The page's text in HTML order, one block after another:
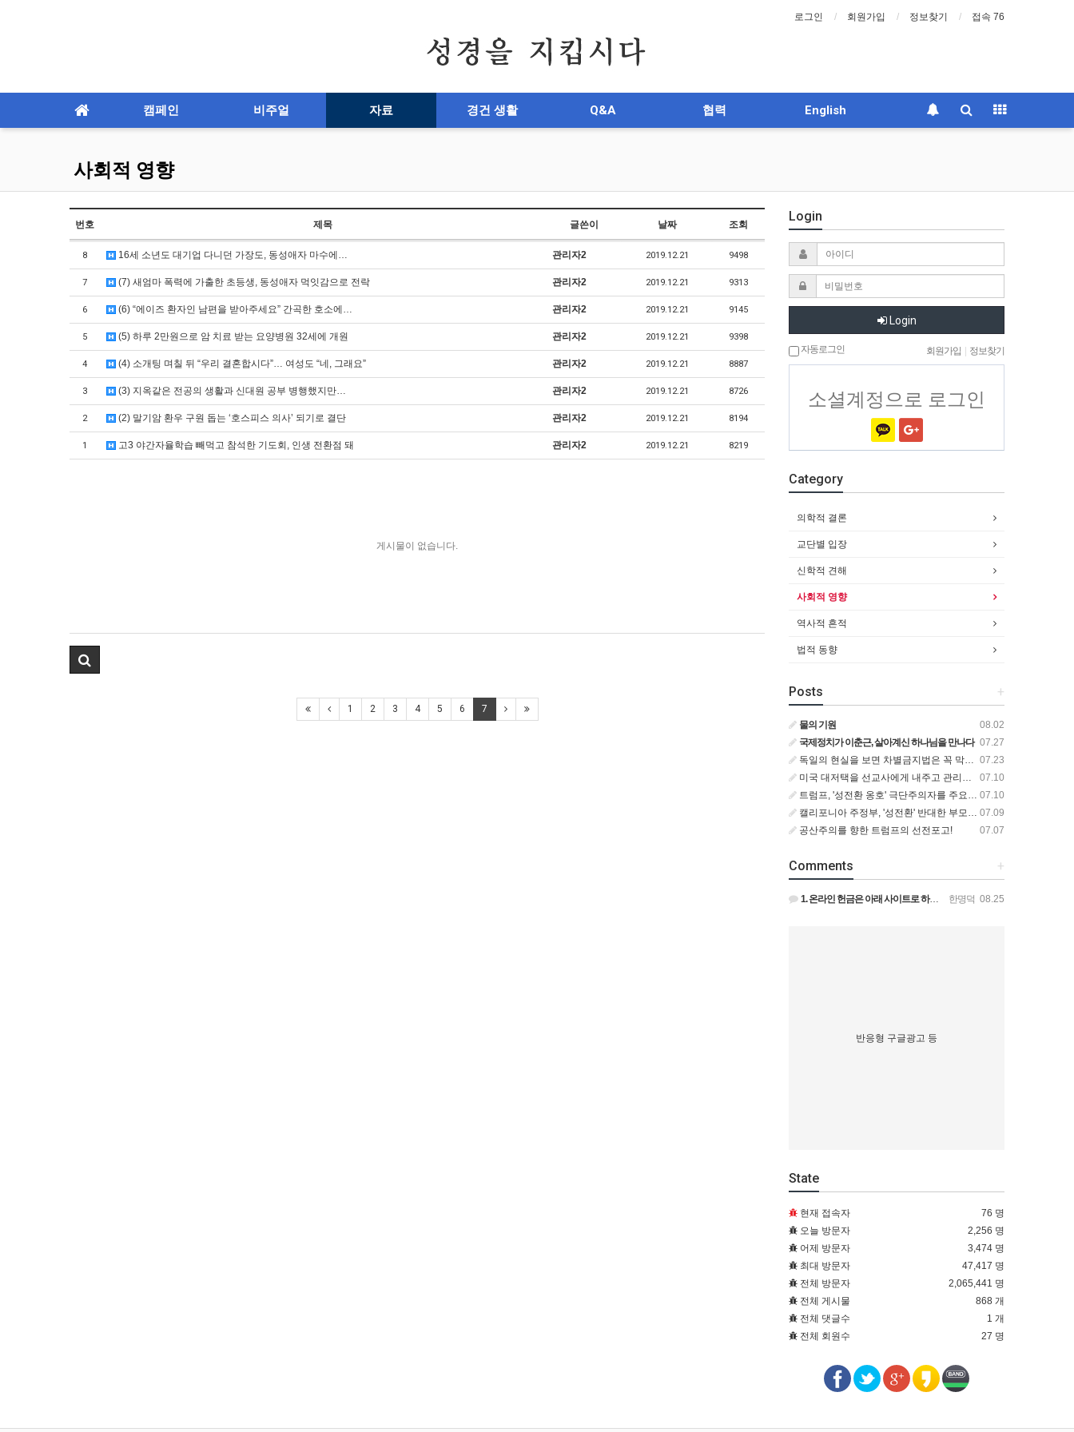
로그인 회원가입 정보찾기 접속 76
캠페인 비주얼 자료 경건 생활 Q&A 협력 English
사회적 영향
번호 제목 글쓴이 날짜 조회
8 16세 소년도 대기업 다니던 가장도, 동성애자 마수에… 관리자2 2019.12.21 9498
7 (7) 새엄마 폭력에 가출한 초등생, 동성애자 먹잇감으로 전락 관리자2 2019.12.21 9313
6 (6) “에이즈 환자인 남편을 받아주세요” 간곡한 호소에… 관리자2 2019.12.21 9145
5 (5) 하루 2만원으로 암 치료 받는 요양병원 32세에 개원 관리자2 2019.12.21 9398
4 (4) 소개팅 며칠 뒤 “우리 결혼합시다”… 여성도 “네, 그래요” 관리자2 2019.12.21 8887
3 (3) 지옥같은 전공의 생활과 신대원 공부 병행했지만… 관리자2 2019.12.21 8726
2 (2) 말기암 환우 구원 돕는 ‘호스피스 의사’ 되기로 결단 관리자2 2019.12.21 8194
1 고3 야간자율학습 빼먹고 참석한 기도회, 인생 전환점 돼 관리자2 2019.12.21 8219
게시물이 없습니다.
1 2 3 4 5 6 7
Login
Login
자동로그인 회원가입 정보찾기
소셜계정으로 로그인
Category
의학적 결론
교단별 입장
신학적 견해
사회적 영향
역사적 흔적
법적 동향
+
Posts
08.02
물의 기원
07.27
국제정치가 이춘근, 살아계신 하나님을 만나다
07.23
독일의 현실을 보면 차별금지법은 꼭 막아야 합니다!
07.10
미국 대저택을 선교사에게 내주고 관리비만 집 한 채 값을 내는 비즈니스맨
07.10
트럼프, '성전환 옹호' 극단주의자를 주요 위협으로 규정한 새로운 대테러 전략 서명
07.09
캘리포니아 주정부, '성전환' 반대한 부모에게서 딸 격리 후 입양 절차 밟아
07.07
공산주의를 향한 트럼프의 선전포고!
+
Comments
한명덕 08.25
1. 온라인 헌금은 아래 사이트로 하시면 됩니다. https://gofund.me/009a4120 도네이션 …
반응형 구글광고 등
State
현재 접속자
76 명
오늘 방문자
2,256 명
어제 방문자
3,474 명
최대 방문자
47,417 명
전체 방문자
2,065,441 명
전체 게시물
868 개
전체 댓글수
1 개
전체 회원수
27 명